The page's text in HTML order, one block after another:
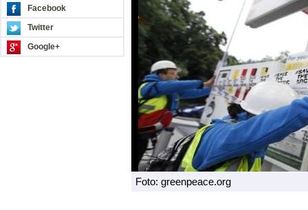
Facebook
Twitter
Google+
Foto: greenpeace.org